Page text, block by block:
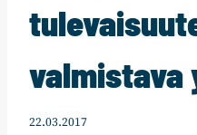
valmistava
22.03.2017